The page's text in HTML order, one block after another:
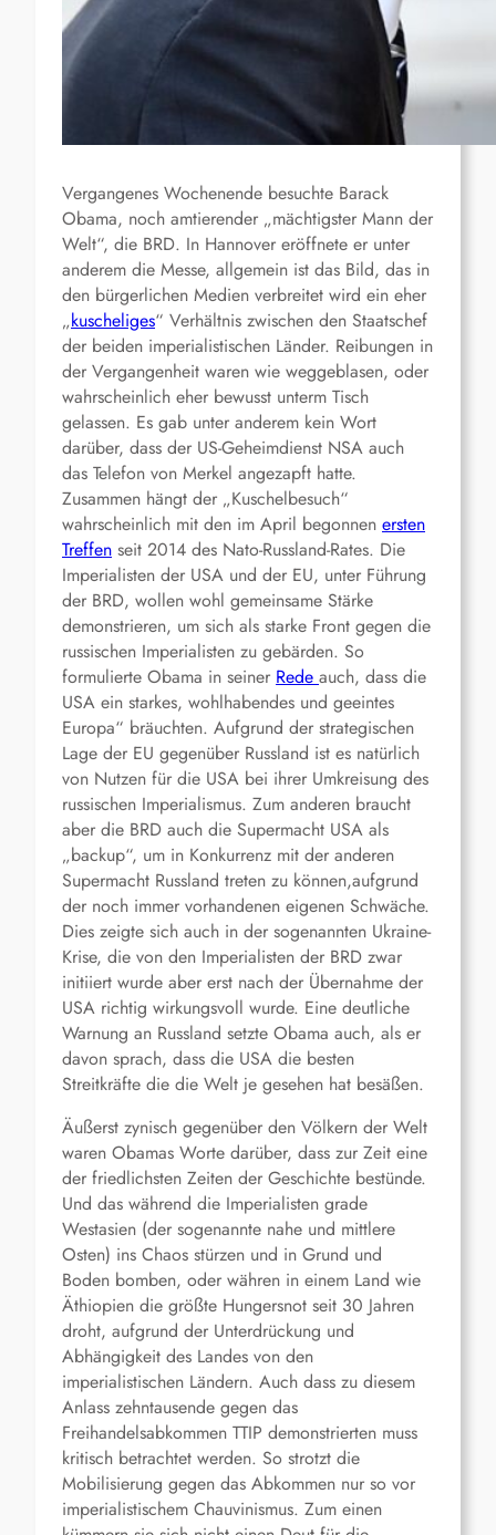
Vergangenes Wochenende besuchte Barack
Obama, noch amtierender „mächtigster Mann der
Welt“, die BRD. In Hannover eröffnete er unter
anderem die Messe, allgemein ist das Bild, das in
den bürgerlichen Medien verbreitet wird ein eher
„kuscheliges“ Verhältnis zwischen den Staatschef
der beiden imperialistischen Länder. Reibungen in
der Vergangenheit waren wie weggeblasen, oder
wahrscheinlich eher bewusst unterm Tisch
gelassen. Es gab unter anderem kein Wort
darüber, dass der US-Geheimdienst NSA auch
das Telefon von Merkel angezapft hatte.
Zusammen hängt der „Kuschelbesuch“
wahrscheinlich mit den im April begonnen ersten
Treffen seit 2014 des Nato-Russland-Rates. Die
Imperialisten der USA und der EU, unter Führung
der BRD, wollen wohl gemeinsame Stärke
demonstrieren, um sich als starke Front gegen die
russischen Imperialisten zu gebärden. So
formulierte Obama in seiner Rede auch, dass die
USA ein starkes, wohlhabendes und geeintes
Europa“ bräuchten. Aufgrund der strategischen
Lage der EU gegenüber Russland ist es natürlich
von Nutzen für die USA bei ihrer Umkreisung des
russischen Imperialismus. Zum anderen braucht
aber die BRD auch die Supermacht USA als
„backup“, um in Konkurrenz mit der anderen
Supermacht Russland treten zu können,aufgrund
der noch immer vorhandenen eigenen Schwäche.
Dies zeigte sich auch in der sogenannten Ukraine-
Krise, die von den Imperialisten der BRD zwar
initiiert wurde aber erst nach der Übernahme der
USA richtig wirkungsvoll wurde. Eine deutliche
Warnung an Russland setzte Obama auch, als er
davon sprach, dass die USA die besten
Streitkräfte die die Welt je gesehen hat besäßen.
Äußerst zynisch gegenüber den Völkern der Welt
waren Obamas Worte darüber, dass zur Zeit eine
der friedlichsten Zeiten der Geschichte bestünde.
Und das während die Imperialisten grade
Westasien (der sogenannte nahe und mittlere
Osten) ins Chaos stürzen und in Grund und
Boden bomben, oder währen in einem Land wie
Äthiopien die größte Hungersnot seit 30 Jahren
droht, aufgrund der Unterdrückung und
Abhängigkeit des Landes von den
imperialistischen Ländern. Auch dass zu diesem
Anlass zehntausende gegen das
Freihandelsabkommen TTIP demonstrierten muss
kritisch betrachtet werden. So strotzt die
Mobilisierung gegen das Abkommen nur so vor
imperialistischem Chauvinismus. Zum einen